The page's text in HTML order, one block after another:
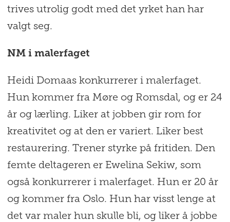
trives utrolig godt med det yrket han har
valgt seg.
NM i malerfaget
Heidi Domaas konkurrerer i malerfaget.
Hun kommer fra Møre og Romsdal, og er 24
år og lærling. Liker at jobben gir rom for
kreativitet og at den er variert. Liker best
restaurering. Trener styrke på fritiden. Den
femte deltageren er Ewelina Sekiw, som
også konkurrerer i malerfaget. Hun er 20 år
og kommer fra Oslo. Hun har visst lenge at
det var maler hun skulle bli, og liker å jobbe